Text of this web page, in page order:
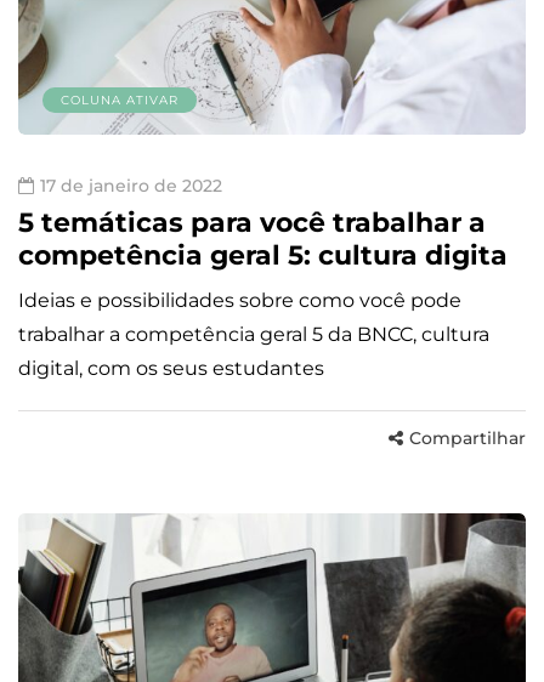
COLUNA ATIVAR
17 de janeiro de 2022
5 temáticas para você trabalhar a
competência geral 5: cultura digita
Ideias e possibilidades sobre como você pode
trabalhar a competência geral 5 da BNCC, cultura
digital, com os seus estudantes
Compartilhar